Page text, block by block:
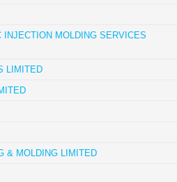
MOLDING SERVICES
LIMITED
& MOLDING LIMITED